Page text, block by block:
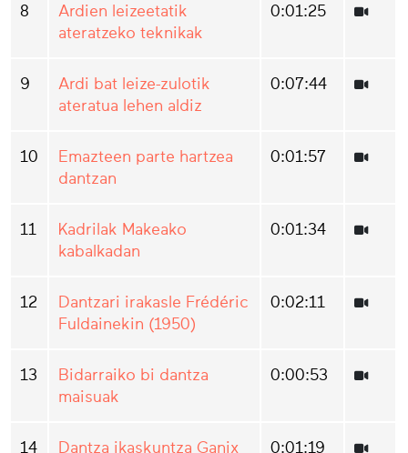
8
Ardien leizeetatik
ateratzeko teknikak
0:01:25
9
Ardi bat leize-zulotik
ateratua lehen aldiz
0:07:44
10
Emazteen parte hartzea
dantzan
0:01:57
11
Kadrilak Makeako
kabalkadan
0:01:34
12
Dantzari irakasle Frédéric
Fuldainekin (1950)
0:02:11
13
Bidarraiko bi dantza
maisuak
0:00:53
14
Dantza ikaskuntza Ganix
0:01:19